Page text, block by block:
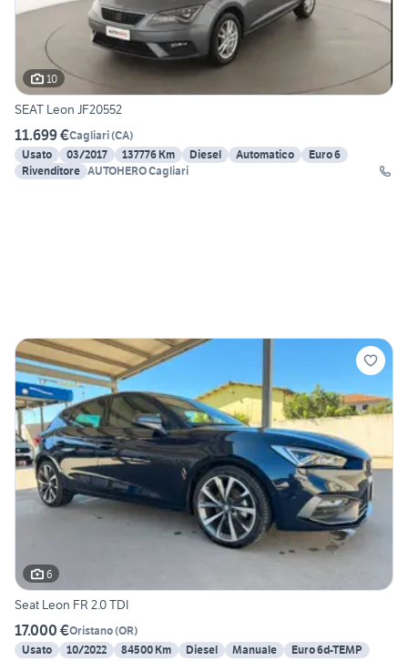
10
SEAT Leon JF20552
11.699 €Cagliari(CA)
Usato
03/2017 137776 Km Diesel Automatico
Euro 6
Rivenditore AUTOHERO Cagliari
6
Seat Leon FR 2.0 TDI
17.000 €Oristano(OR)
Usato
10/2022 84500 Km Diesel Manuale Euro 6d-TEMP